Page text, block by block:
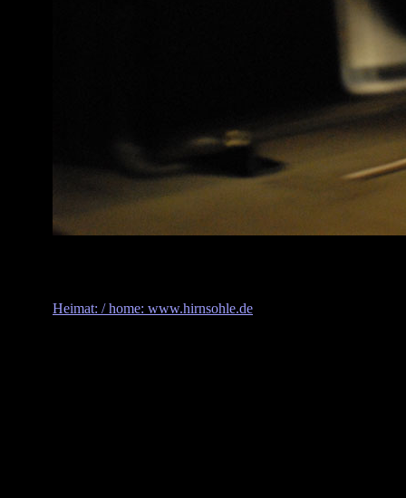
Heimat: / home: www.hirnsohle.de